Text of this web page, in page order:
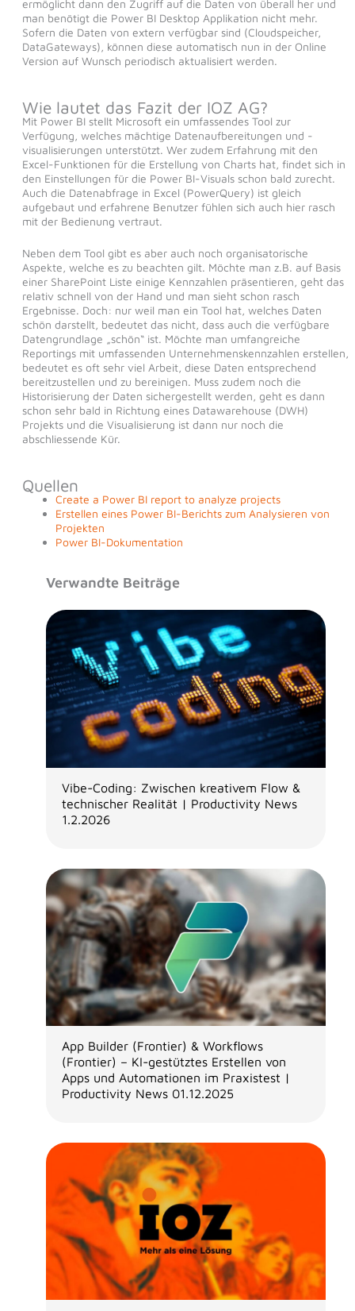
ermöglicht dann den Zugriff auf die Daten von überall her und
man benötigt die Power BI Desktop Applikation nicht mehr.
Sofern die Daten von extern verfügbar sind (Cloudspeicher,
DataGateways), können diese automatisch nun in der Online
Version auf Wunsch periodisch aktualisiert werden.
Wie lautet das Fazit der IOZ AG?
Mit Power BI stellt Microsoft ein umfassendes Tool zur
Verfügung, welches mächtige Datenaufbereitungen und -
visualisierungen unterstützt. Wer zudem Erfahrung mit den
Excel-Funktionen für die Erstellung von Charts hat, findet sich in
den Einstellungen für die Power BI-Visuals schon bald zurecht.
Auch die Datenabfrage in Excel (PowerQuery) ist gleich
aufgebaut und erfahrene Benutzer fühlen sich auch hier rasch
mit der Bedienung vertraut.
Neben dem Tool gibt es aber auch noch organisatorische
Aspekte, welche es zu beachten gilt. Möchte man z.B. auf Basis
einer SharePoint Liste einige Kennzahlen präsentieren, geht das
relativ schnell von der Hand und man sieht schon rasch
Ergebnisse. Doch: nur weil man ein Tool hat, welches Daten
schön darstellt, bedeutet das nicht, dass auch die verfügbare
Datengrundlage „schön“ ist. Möchte man umfangreiche
Reportings mit umfassenden Unternehmenskennzahlen erstellen,
bedeutet es oft sehr viel Arbeit, diese Daten entsprechend
bereitzustellen und zu bereinigen. Muss zudem noch die
Historisierung der Daten sichergestellt werden, geht es dann
schon sehr bald in Richtung eines Datawarehouse (DWH)
Projekts und die Visualisierung ist dann nur noch die
abschliessende Kür.
Quellen
Create a Power BI report to analyze projects
Erstellen eines Power BI-Berichts zum Analysieren von
Projekten
Power BI-Dokumentation
Verwandte Beiträge
Vibe-Coding: Zwischen kreativem Flow &
technischer Realität | Productivity News
1.2.2026
App Builder (Frontier) & Workflows
(Frontier) – KI-gestütztes Erstellen von
Apps und Automationen im Praxistest |
Productivity News 01.12.2025